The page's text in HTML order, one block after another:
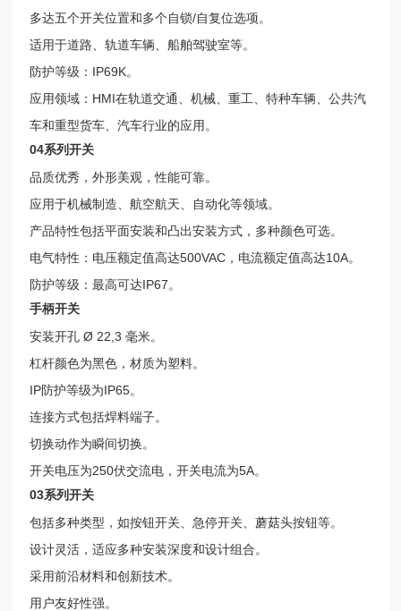
多达五个开关位置和多个自锁/自复位选项。
适用于道路、轨道车辆、船舶驾驶室等。
防护等级：IP69K。
应用领域：HMI在轨道交通、机械、重工、特种车辆、公共汽
车和重型货车、汽车行业的应用。
04系列开关
品质优秀，外形美观，性能可靠。
应用于机械制造、航空航天、自动化等领域。
产品特性包括平面安装和凸出安装方式，多种颜色可选。
电气特性：电压额定值高达500VAC，电流额定值高达10A。
防护等级：最高可达IP67。
手柄开关
安装开孔 Ø 22,3 毫米。
杠杆颜色为黑色，材质为塑料。
IP防护等级为IP65。
连接方式包括焊料端子。
切换动作为瞬间切换。
开关电压为250伏交流电，开关电流为5A。
03系列开关
包括多种类型，如按钮开关、急停开关、蘑菇头按钮等。
设计灵活，适应多种安装深度和设计组合。
采用前沿材料和创新技术。
用户友好性强。